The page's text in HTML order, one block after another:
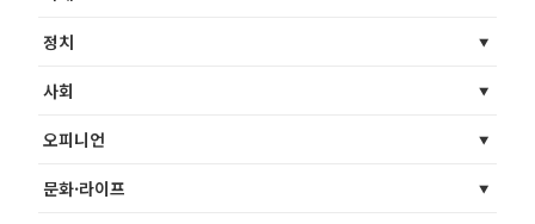
정치
사회
오피니언
문화·라이프